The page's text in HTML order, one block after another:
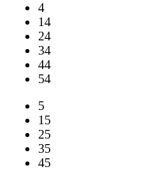
4
14
24
34
44
54
5
15
25
35
45